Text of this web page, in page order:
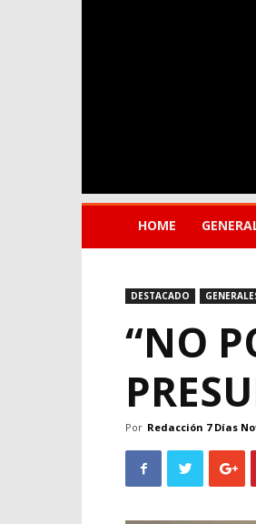
HOME
DESTACADO
“NO
Por Redacción 7 Días